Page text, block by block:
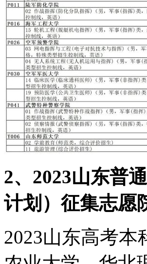
2、2023山东普
计划）征集志愿
2023山东高考